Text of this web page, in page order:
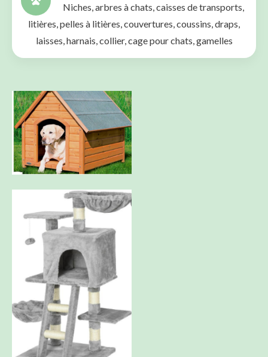
Niches, arbres à chats, caisses de transports,
litières, pelles à litières, couvertures, coussins, draps,
laisses, harnais, collier, cage pour chats, gamelles